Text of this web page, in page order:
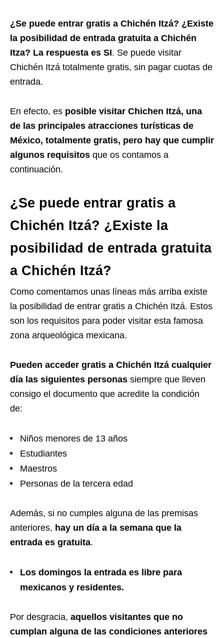
¿Se puede entrar gratis a Chichén Itzá? ¿Existe
la posibilidad de entrada gratuita a Chichén
Itza? La respuesta es SI. Se puede visitar
Chichén Itzá totalmente gratis, sin pagar cuotas de
entrada.
En efecto, es posible visitar Chichen Itzá, una
de las principales atracciones turísticas de
México, totalmente gratis, pero hay que cumplir
algunos requisitos que os contamos a
continuación.
¿Se puede entrar gratis a
Chichén Itzá? ¿Existe la
posibilidad de entrada gratuita
a Chichén Itzá?
Como comentamos unas líneas más arriba existe
la posibilidad de entrar gratis a Chichén Itzá. Estos
son los requisitos para poder visitar esta famosa
zona arqueológica mexicana.
Pueden acceder gratis a Chichén Itzá cualquier
día las siguientes personas siempre que lleven
consigo el documento que acredite la condición
de:
Niños menores de 13 años
Estudiantes
Maestros
Personas de la tercera edad
Además, si no cumples alguna de las premisas
anteriores, hay un día a la semana que la
entrada es gratuita.
Los domingos la entrada es libre para
mexicanos y residentes.
Por desgracia, aquellos visitantes que no
cumplan alguna de las condiciones anteriores